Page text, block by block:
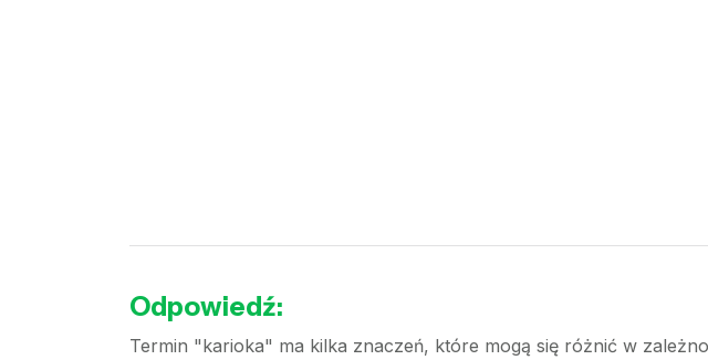
Odpowiedź:
Termin "karioka" ma kilka znaczeń, które mogą się różnić w